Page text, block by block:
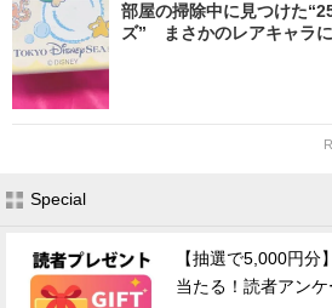
部屋の掃除中に見つけた
ズ” まさかのレアキャラ
Special
【抽選で5,000円分
当たる！読者アン